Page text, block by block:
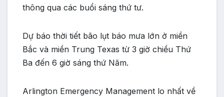
thông qua các buổi sáng thứ tư.
Dự báo thời tiết bão lụt báo mưa lớn ở miền
Bắc và miền Trung Texas từ 3 giờ chiều Thứ
Ba đến 6 giờ sáng thứ Năm.
Arlington Emergency Management lo nhất về